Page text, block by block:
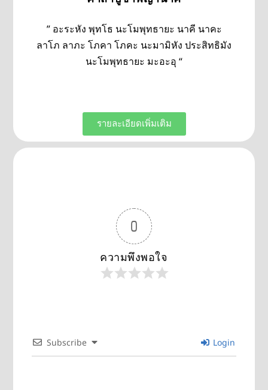
” อะระหัง พุทโธ นะโมพุทธายะ นาคี นาคะ
ลาโภ ลาภะ โภคา โภคะ นะมามิหัง ประสิทธิมัง
นะโมพุทธายะ มะอะอุ “
รายละเอียดเพิ่มเติม
0
ความพึงพอใจ
Subscribe Login